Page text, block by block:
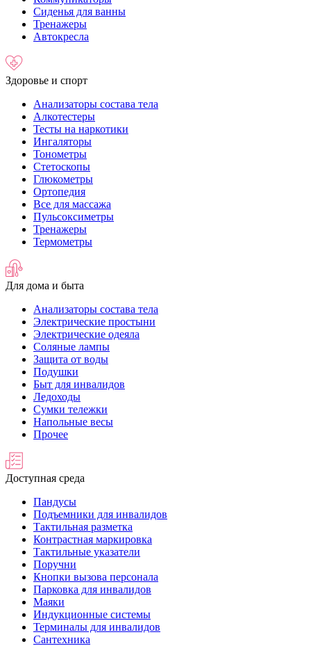
Сиденья для ванны
Тренажеры
Автокресла
Здоровье и спорт
Анализаторы состава тела
Алкотестеры
Тесты на наркотики
Ингаляторы
Тонометры
Стетоскопы
Глюкометры
Ортопедия
Все для массажа
Пульсоксиметры
Тренажеры
Термометры
Для дома и быта
Анализаторы состава тела
Электрические простыни
Электрические одеяла
Соляные лампы
Защита от воды
Подушки
Быт для инвалидов
Ледоходы
Сумки тележки
Напольные весы
Прочее
Доступная среда
Пандусы
Подъемники для инвалидов
Тактильная разметка
Контрастная маркировка
Тактильные указатели
Поручни
Кнопки вызова персонала
Парковка для инвалидов
Маяки
Индукционные системы
Терминалы для инвалидов
Сантехника